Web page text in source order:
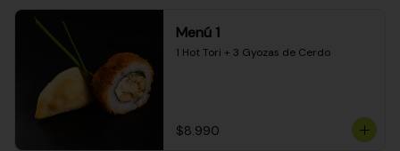
Menú 1
1 Hot Tori + 3 Gyozas de Cerdo
$8.990